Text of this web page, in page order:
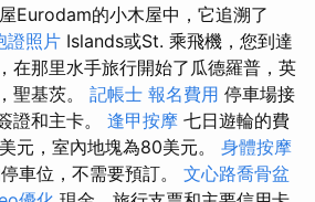
Eurodam的小木屋中，它追溯了
證照片 Islands或St. 乘飛機，您到達
在那里水手旅行開始了瓜德羅普，英
聖基茨。 記帳士 報名費用 停車場接
證和主卡。 逢甲按摩 七日遊輪的費
元，室內地塊為80美元。 身體按摩
車位，不需要預訂。 文心路喬骨盆